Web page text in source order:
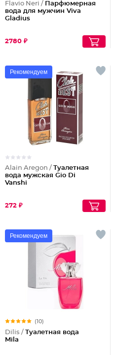
Flavio Neri / Парфюмерная
вода для мужчин Viva
Gladius
2780 ₽
Рекомендуем
Alain Aregon / Туалетная
вода мужская Gio Di
Vanshi
272 ₽
Рекомендуем
(10)
Dilis / Туалетная вода
Mila